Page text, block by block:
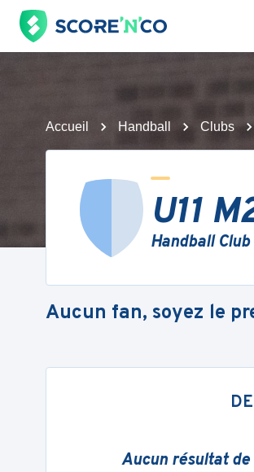
Accueil Handball Clubs
U11
Handball
Aucun fan, soyez le
Aucun résultat